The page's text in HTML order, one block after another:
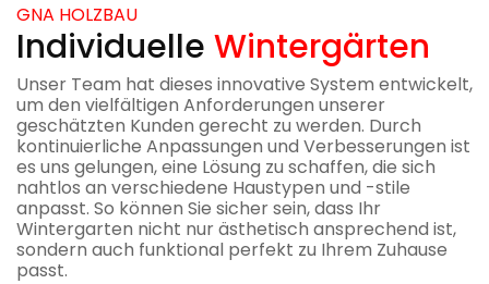
GNA HOLZBAU
Individuelle Wintergärten
Unser Team hat dieses innovative System entwickelt,
um den vielfältigen Anforderungen unserer
geschätzten Kunden gerecht zu werden. Durch
kontinuierliche Anpassungen und Verbesserungen ist
es uns gelungen, eine Lösung zu schaffen, die sich
nahtlos an verschiedene Haustypen und -stile
anpasst. So können Sie sicher sein, dass Ihr
Wintergarten nicht nur ästhetisch ansprechend ist,
sondern auch funktional perfekt zu Ihrem Zuhause
passt.